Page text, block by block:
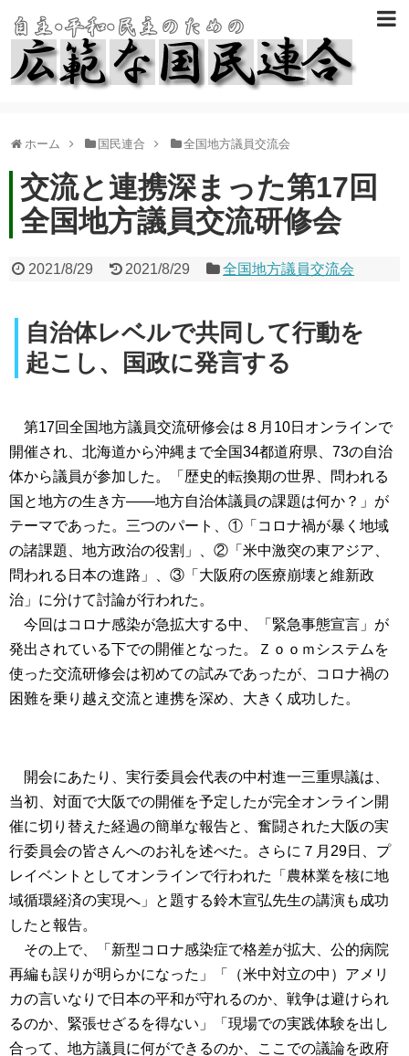
ホーム 国民連合 全国地方議員交流会
交流と連携深まった第17回
全国地方議員交流研修会
2021/8/29 2021/8/29 全国地方議員交流会
自治体レベルで共同して行動を
起こし、国政に発言する
第17回全国地方議員交流研修会は８月10日オンラインで
開催され、北海道から沖縄まで全国34都道府県、73の自治
体から議員が参加した。「歴史的転換期の世界、問われる
国と地方の生き方――地方自治体議員の課題は何か？」が
テーマであった。三つのパート、①「コロナ禍が暴く地域
の諸課題、地方政治の役割」、②「米中激突の東アジア、
問われる日本の進路」、③「大阪府の医療崩壊と維新政
治」に分けて討論が行われた。
今回はコロナ感染が急拡大する中、「緊急事態宣言」が
発出されている下での開催となった。Ｚｏｏｍシステムを
使った交流研修会は初めての試みであったが、コロナ禍の
困難を乗り越え交流と連携を深め、大きく成功した。
開会にあたり、実行委員会代表の中村進一三重県議は、
当初、対面で大阪での開催を予定したが完全オンライン開
催に切り替えた経過の簡単な報告と、奮闘された大阪の実
行委員会の皆さんへのお礼を述べた。さらに７月29日、プ
レイベントとしてオンラインで行われた「農林業を核に地
域循環経済の実現へ」と題する鈴木宣弘先生の講演も成功
したと報告。
その上で、「新型コロナ感染症で格差が拡大、公的病院
再編も誤りが明らかになった」「（米中対立の中）アメリ
カの言いなりで日本の平和が守れるのか、戦争は避けられ
るのか、緊張せざるを得ない」「現場での実践体験を出し
合って、地方議員に何ができるのか、ここでの議論を政府